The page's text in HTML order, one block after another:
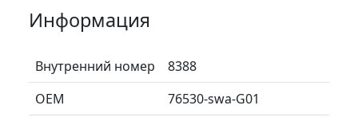
Информация
Внутренний номер
8388
ОЕМ
76530-swa-G01